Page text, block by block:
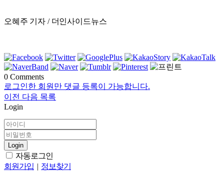
오혜주 기자 / 더인사이드뉴스
0 Comments
로그인한 회원만 댓글 등록이 가능합니다.
이전 다음 목록
Login
Login
자동로그인
회원가입 | 정보찾기